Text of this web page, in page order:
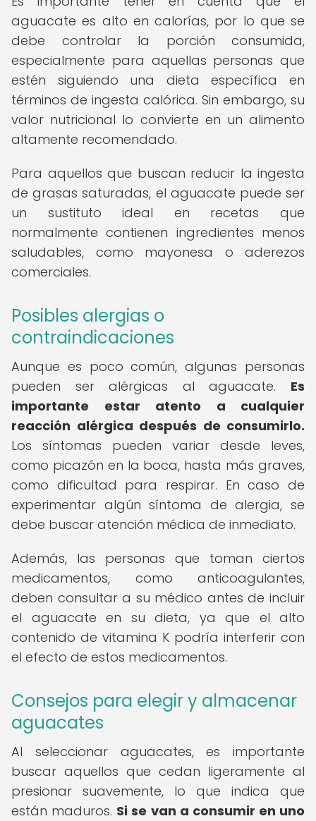
aguacate es alto en calorías, por lo que se
debe controlar la porción consumida,
especialmente para aquellas personas que
estén siguiendo una dieta específica en
términos de ingesta calórica. Sin embargo, su
valor nutricional lo convierte en un alimento
altamente recomendado.
Para aquellos que buscan reducir la ingesta
de grasas saturadas, el aguacate puede ser
un sustituto ideal en recetas que
normalmente contienen ingredientes menos
saludables, como mayonesa o aderezos
comerciales.
Posibles alergias o
contraindicaciones
Aunque es poco común, algunas personas
pueden ser alérgicas al aguacate. Es
importante estar atento a cualquier
reacción alérgica después de consumirlo.
Los síntomas pueden variar desde leves,
como picazón en la boca, hasta más graves,
como dificultad para respirar. En caso de
experimentar algún síntoma de alergia, se
debe buscar atención médica de inmediato.
Además, las personas que toman ciertos
medicamentos, como anticoagulantes,
deben consultar a su médico antes de incluir
el aguacate en su dieta, ya que el alto
contenido de vitamina K podría interferir con
el efecto de estos medicamentos.
Consejos para elegir y almacenar
aguacates
Al seleccionar aguacates, es importante
buscar aquellos que cedan ligeramente al
presionar suavemente, lo que indica que
están maduros. Si se van a consumir en uno